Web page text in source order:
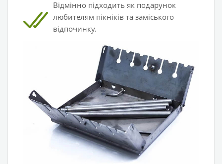
Відмінно підходить як подарунок
любителям пікніків та заміського
відпочинку.